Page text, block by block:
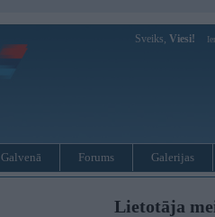
Sveiks, Viesi!
Galvenā Forums Galerijas
Lietotāja